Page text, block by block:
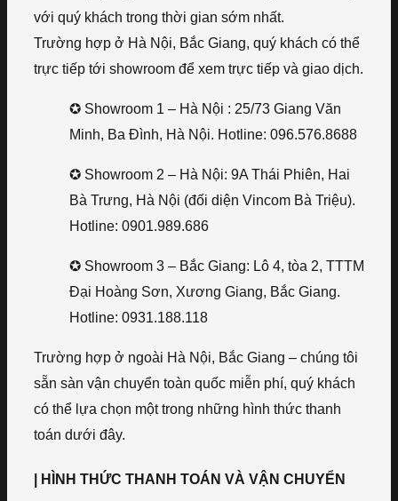
với quý khách trong thời gian sớm nhất.
Trường hợp ở Hà Nội, Bắc Giang, quý khách có thể
trực tiếp tới showroom để xem trực tiếp và giao dịch.
✪ Showroom 1 – Hà Nội : 25/73 Giang Văn
Minh, Ba Đình, Hà Nội. Hotline: 096.576.8688
✪ Showroom 2 – Hà Nội: 9A Thái Phiên, Hai
Bà Trưng, Hà Nội (đối diện Vincom Bà Triệu).
Hotline: 0901.989.686
✪ Showroom 3 – Bắc Giang: Lô 4, tòa 2, TTTM
Đại Hoàng Sơn, Xương Giang, Bắc Giang.
Hotline: 0931.188.118
Trường hợp ở ngoài Hà Nội, Bắc Giang – chúng tôi
sẵn sàn vận chuyển toàn quốc miễn phí, quý khách
có thể lựa chọn một trong những hình thức thanh
toán dưới đây.
| HÌNH THỨC THANH TOÁN VÀ VẬN CHUYỂN